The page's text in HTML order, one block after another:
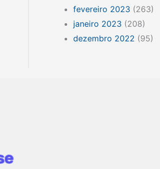
fevereiro 2023 (263)
janeiro 2023 (208)
dezembro 2022 (95)